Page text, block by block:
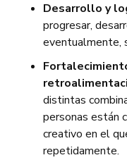
Desarrollo y
progresar,
eventualmente,
distintas
personas están
creativo en el
repetidamente.